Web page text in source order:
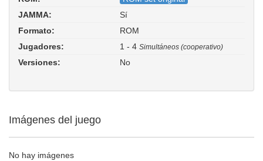
JAMMA:
Sí
Formato:
ROM
Jugadores:
1 - 4 Simultáneos (cooperativo)
Versiones: No
Imágenes del juego
No hay imágenes